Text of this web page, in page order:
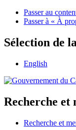
Passer au
Passer à « À
Sélection de
English
Recherche et
Recherche et